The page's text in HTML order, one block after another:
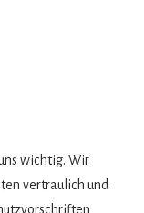
wichtig. Wir
vertraulich und